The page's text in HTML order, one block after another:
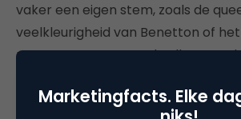
vaker een eigen stem, zoals de
veelkleurigheid van Benetton of
natuurwetten van Red Bull. Waar
harten met een litanie aan de
Marketingfacts. Elke